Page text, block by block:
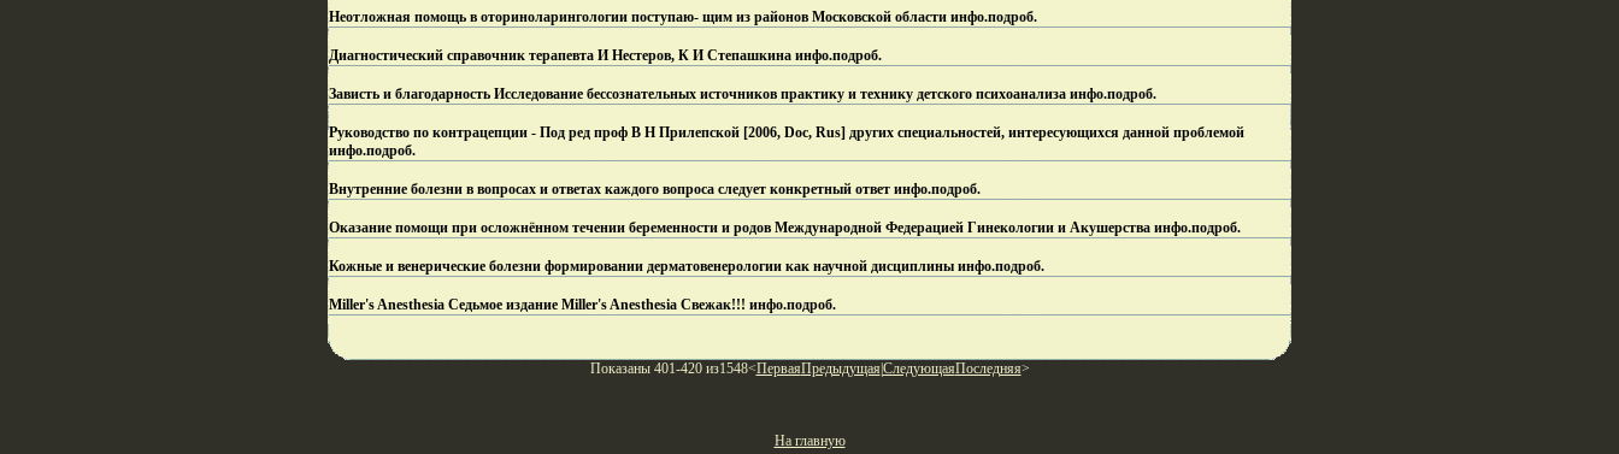
Неотложная помощь в оториноларингологии поступаю- щим из районов Московской области инфо.подроб.
Диагностический справочник терапевта И Нестеров, К И Степашкина инфо.подроб.
Зависть и благодарность Исследование бессознательных источников практику и технику детского психоанализа инфо.подроб.
Руководство по контрацепции - Под ред проф В Н Прилепской [2006, Doc, Rus] других специальностей, интересующихся данной проблемой
инфо.подроб.
Внутренние болезни в вопросах и ответах каждого вопроса следует конкретный ответ инфо.подроб.
Оказание помощи при осложнённом течении беременности и родов Международной Федерацией Гинекологии и Акушерства инфо.подроб.
Кожные и венерические болезни формировании дерматовенерологии как научной дисциплины инфо.подроб.
Miller's Anesthesia Седьмое издание Miller's Anesthesia Свежак!!! инфо.подроб.
Показаны 401-420 из1548<ПерваяПредыдущая СледующаяПоследняя>
На главную